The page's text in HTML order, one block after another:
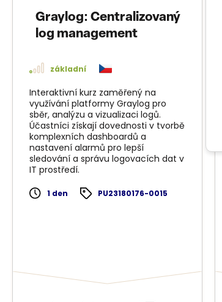
Graylog: Centralizovaný
log management
základní
Interaktivní kurz zaměřený na
využívání platformy Graylog pro
sběr, analýzu a vizualizaci logů.
Účastníci získají dovednosti v tvorbě
komplexních dashboardů a
nastavení alarmů pro lepší
sledování a správu logovacích dat v
IT prostředí.
1 den PU23180176-0015